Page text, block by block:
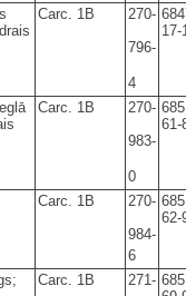
Carc. 1B
270-
796-
4
17-
Carc. 1B
270-
983-
0
61-
Carc. 1B
270-
984-
6
62-
Carc. 1B
271-